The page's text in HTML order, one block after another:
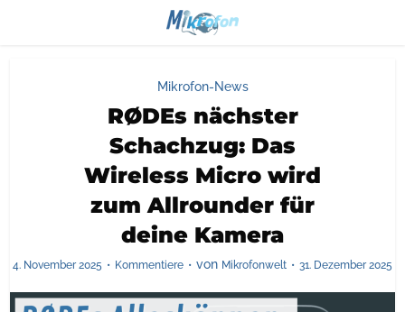
Mikrofon-News
RØDEs nächster
Schachzug: Das
Wireless Micro wird
zum Allrounder für
deine Kamera
4. November 2025 Kommentiere von Mikrofonwelt 31. Dezember 2025